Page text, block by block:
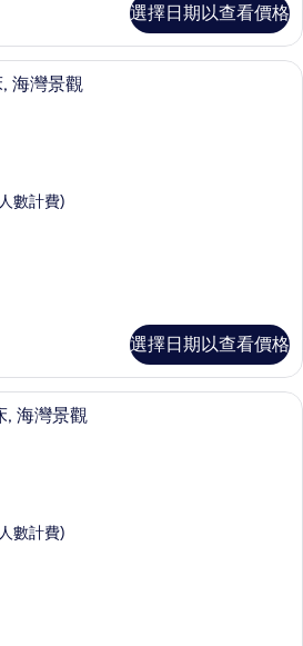
選擇日期以查看價格
豪華客房, 1 張特大雙人床, 海灣景觀 |
海灣景觀
數計費)
選擇日期以查看價格
豪華客房, 2 張標準雙人床, 海灣景觀 |
, 海灣景觀
數計費)